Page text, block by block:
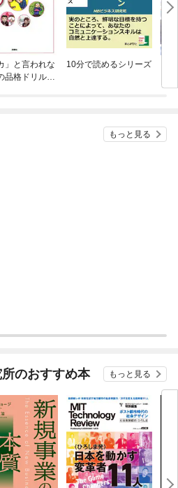
」と言われな
品格ドリル
10分で読めるシリーズ
ラ
もっと見る
のおすすめ本 もっと見る